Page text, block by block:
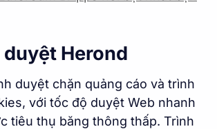
duyệt Herond
duyệt chặn quảng cáo và trình
với tốc độ duyệt Web nhanh
tiêu thụ băng thông thấp. Trình